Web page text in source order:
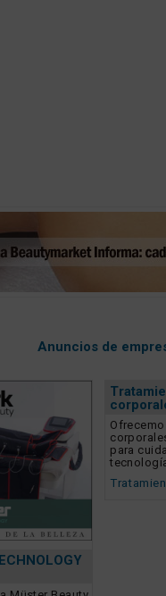
Anuncios de
para